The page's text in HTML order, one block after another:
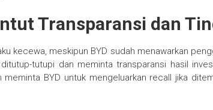
Transparansi dan
kecewa, meskipun BYD sudah menawarkan
tutupi dan meminta transparansi hasil
meminta BYD untuk mengeluarkan recall jika